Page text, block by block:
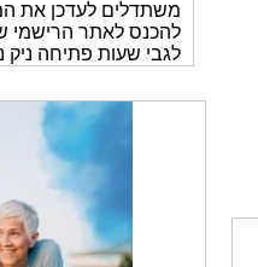
להכנס לאתר הרישמי
לגבי שעות פתיחה